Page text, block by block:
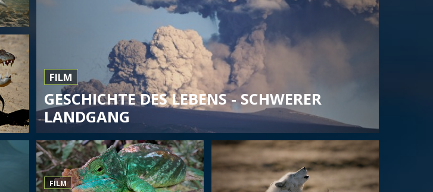
FILM
GESCHICHTE DES LEBENS - SCHWERER
LANDGANG
FILM